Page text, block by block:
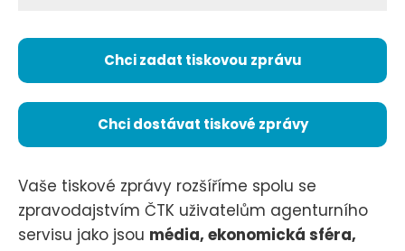
Chci zadat tiskovou zprávu
Chci dostávat tiskové zprávy
Vaše tiskové zprávy rozšíříme spolu se
zpravodajstvím ČTK uživatelům agenturního
servisu jako jsou média, ekonomická sféra,